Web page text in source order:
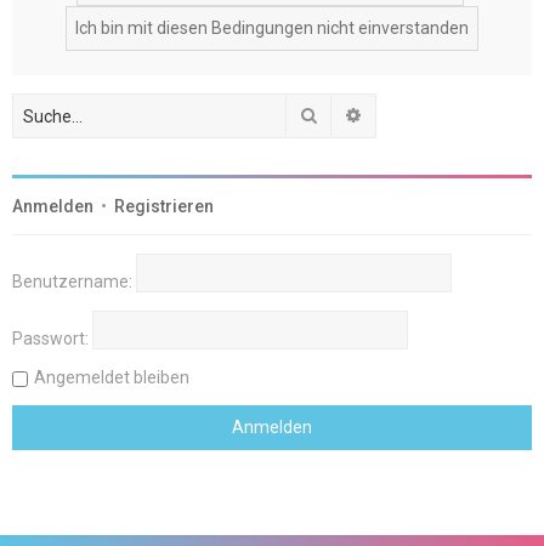
Suche
Anmelden • Registrieren
Benutzername:
Passwort:
Angemeldet bleiben